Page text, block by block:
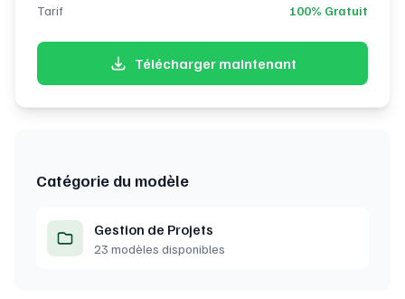
Tarif
100% Gratuit
Télécharger maintenant
Catégorie du modèle
Gestion de Projets
23 modèles disponibles